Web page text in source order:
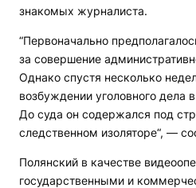
знакомых журналиста.
“Первоначально
за совершение
Однако спустя несколько
возбуждении уголовного дела
До суда он содержался под
следственном изоляторе“, —
Полянский в качестве
государственными и